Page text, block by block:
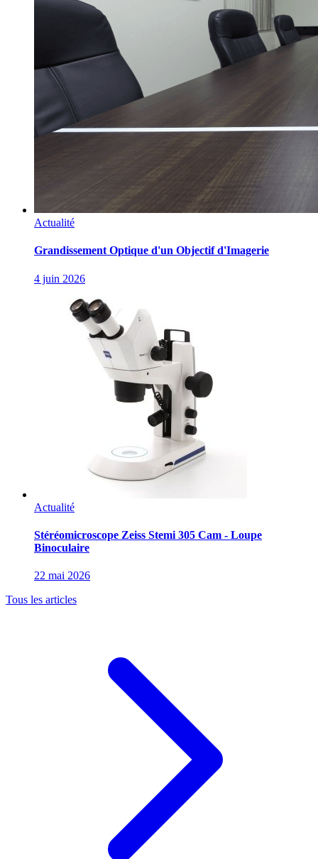
Actualité
Grandissement Optique d'un Objectif d'Imagerie
4 juin 2026
Actualité
Stéréomicroscope Zeiss Stemi 305 Cam - Loupe
Binoculaire
22 mai 2026
Tous les articles